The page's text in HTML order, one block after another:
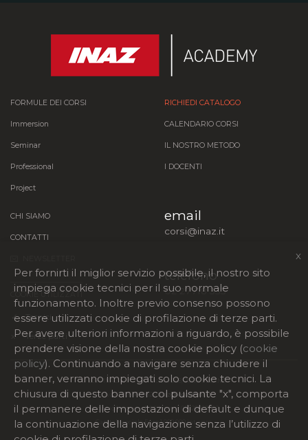
x
Per fornirti il miglior servizio possibile, il nostro sito
impiega cookie tecnici per il suo normale
funzionamento. Inoltre previo consenso possono
essere utilizzati cookie di profilazione di terze parti.
Per avere ulteriori informazioni a riguardo, è possibile
prendere visione della nostra cookie policy (cookie
policy). Continuando a navigare senza chiudere il
banner, verranno impiegati solo cookie tecnici. La
chiusura di questo banner col pulsante "x", comporta
il permanere delle impostazioni di default e dunque
la continuazione della navigazione senza l’utilizzo di
FORMULE DEI CORSI
Immersion
Seminar
Professional
Project
RICHIEDI CATALOGO
CALENDARIO CORSI
IL NOSTRO METODO
I DOCENTI
CHI SIAMO
CONTATTI
COOKIE UTILIZZATI
✓
Tecnici
x
Terze parti
email
corsi@inaz.it
telefono
02 27718 333
© 2026 INAZ srl - Viale Monza 268, 20128 MILANO
P. Iva 05026960962 -inaz@legalmail.it
Registro Imprese di Milano nr 05026960962
Capitale sociale Euro 1.000.000 int. vers.